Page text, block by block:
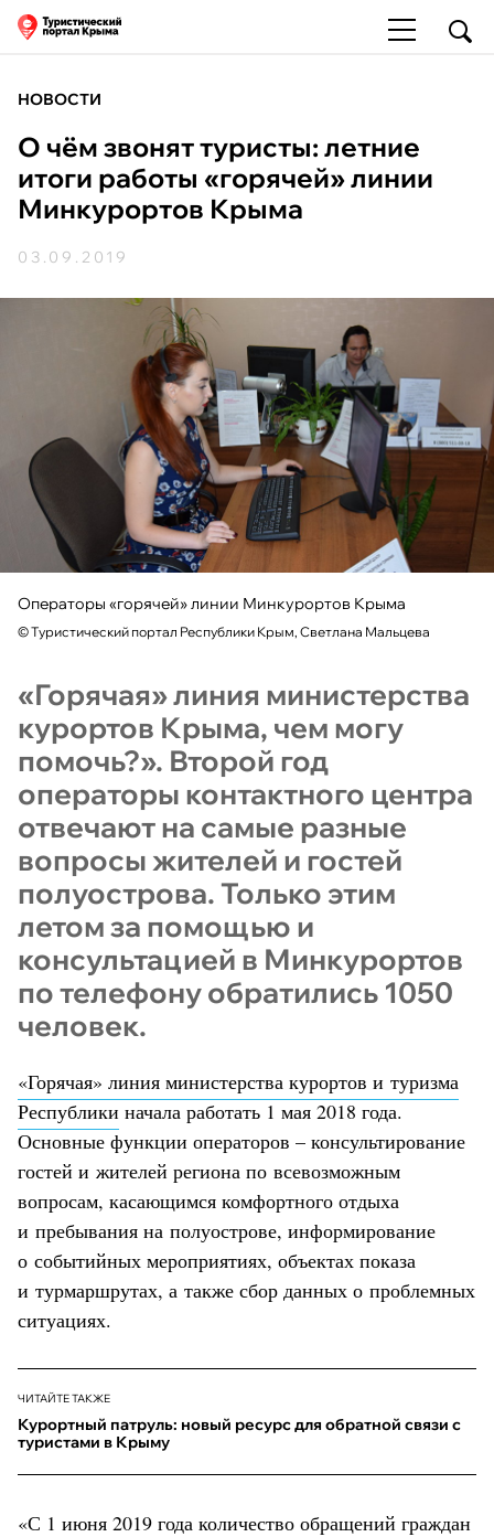
НОВОСТИ
О чём звонят туристы: летние
итоги работы «горячей» линии
Минкурортов Крыма
03.09.2019
Операторы «горячей» линии Минкурортов Крыма
©Туристический портал Республики Крым, Светлана Мальцева
«Горячая» линия министерства
курортов Крыма, чем могу
помочь?». Второй год
операторы контактного центра
отвечают на самые разные
вопросы жителей и гостей
полуострова. Только этим
летом за помощью и
консультацией в Минкурортов
по телефону обратились 1050
человек.
«Горячая» линия министерства курортов и туризма
Республики начала работать 1 мая 2018 года.
Основные функции операторов – консультирование
гостей и жителей региона по всевозможным
вопросам, касающимся комфортного отдыха
и пребывания на полуострове, информирование
о событийных мероприятиях, объектах показа
и турмаршрутах, а также сбор данных о проблемных
ситуациях.
ЧИТАЙТЕ ТАКЖЕ
Курортный патруль: новый ресурс для обратной связи с
туристами в Крыму
«С 1 июня 2019 года количество обращений граждан